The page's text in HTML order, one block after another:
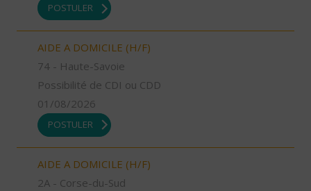
POSTULER
AIDE A DOMICILE (H/F)
74 - Haute-Savoie
Possibilité de CDI ou CDD
01/08/2026
POSTULER
AIDE A DOMICILE (H/F)
2A - Corse-du-Sud